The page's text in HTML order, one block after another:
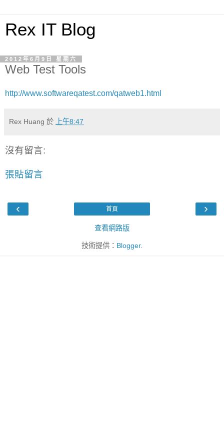
Rex IT Blog
2012年6月9日 星期六
Web Test Tools
http://www.softwareqatest.com/qatweb1.html
Rex Huang 於 上午8:47
沒有留言:
張貼留言
‹ ›
首頁
查看網路版
技術提供： Blogger.